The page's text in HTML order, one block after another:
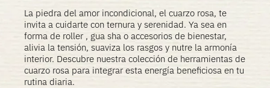
La piedra del amor incondicional, el cuarzo rosa, te
invita a cuidarte con ternura y serenidad. Ya sea en
forma de roller , gua sha o accesorios de bienestar,
alivia la tensión, suaviza los rasgos y nutre la armonía
interior. Descubre nuestra colección de herramientas de
cuarzo rosa para integrar esta energía beneficiosa en tu
rutina diaria.